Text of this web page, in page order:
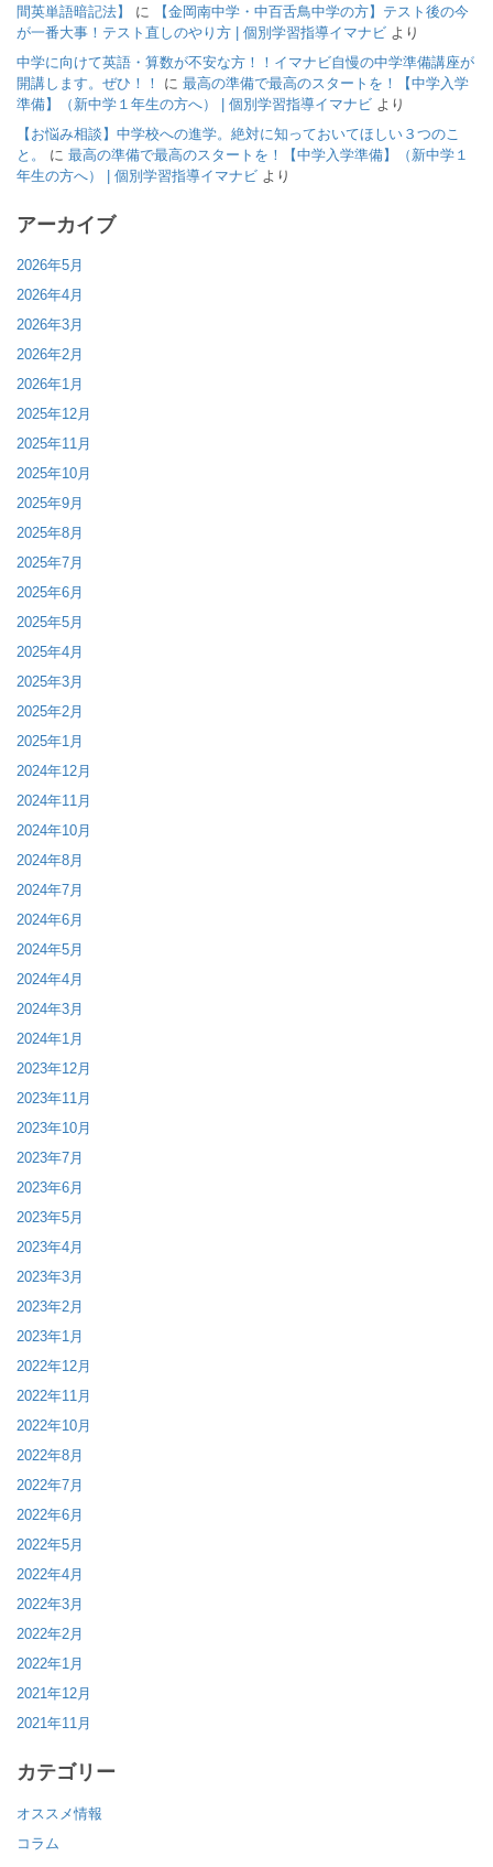
間英単語暗記法】
に
【金岡南中学・中百舌鳥中学の方】テスト後の今
が一番大事！テスト直しのやり方 | 個別学習指導イマナビ より
中学に向けて英語・算数が不安な方！！イマナビ自慢の中学準備講座が
開講します。ぜひ！！
に 最高の準備で最高のスタートを！【中学入学
準備】（新中学１年生の方へ） | 個別学習指導イマナビ より
【お悩み相談】中学校への進学。絶対に知っておいてほしい３つのこ
と。
に 最高の準備で最高のスタートを！【中学入学準備】（新中学１
年生の方へ） | 個別学習指導イマナビ より
アーカイブ
2026年5月
2026年4月
2026年3月
2026年2月
2026年1月
2025年12月
2025年11月
2025年10月
2025年9月
2025年8月
2025年7月
2025年6月
2025年5月
2025年4月
2025年3月
2025年2月
2025年1月
2024年12月
2024年11月
2024年10月
2024年8月
2024年7月
2024年6月
2024年5月
2024年4月
2024年3月
2024年1月
2023年12月
2023年11月
2023年10月
2023年7月
2023年6月
2023年5月
2023年4月
2023年3月
2023年2月
2023年1月
2022年12月
2022年11月
2022年10月
2022年8月
2022年7月
2022年6月
2022年5月
2022年4月
2022年3月
2022年2月
2022年1月
2021年12月
2021年11月
カテゴリー
オススメ情報
コラム